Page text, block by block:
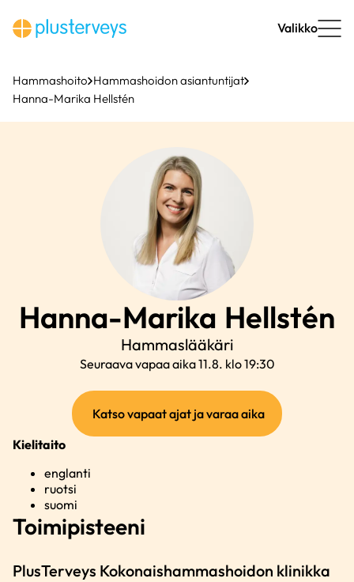
sisältöön
Valikko
Hammashoito Hammashoidon asiantuntijat
Hanna-Marika Hellstén
Hanna-Marika Hellstén
Hammaslääkäri
Seuraava vapaa aika 11.8. klo 19:30
Katso vapaat ajat ja varaa aika(ulkoinen
linkki)
Kielitaito
englanti
ruotsi
suomi
Toimipisteeni
PlusTerveys Kokonaishammashoidon klinikka